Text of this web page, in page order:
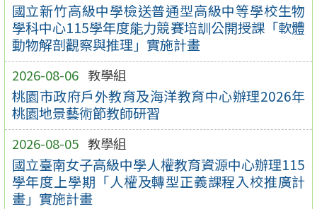
國立新竹高級中學檢送普通型高級中等學校生物
學科中心115學年度能力競賽培訓公開授課「軟體
動物解剖觀察與推理」實施計畫
2026-08-06 教學組
桃園市政府戶外教育及海洋教育中心辦理2026年
桃園地景藝術節教師研習
2026-08-05 教學組
國立臺南女子高級中學人權教育資源中心辦理115
學年度上學期「人權及轉型正義課程入校推廣計
畫」實施計畫